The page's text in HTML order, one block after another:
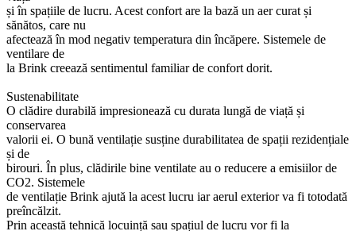
și în spațiile de lucru. Acest confort are la bază un aer curat și
sănătos, care nu
afectează în mod negativ temperatura din încăpere. Sistemele de
ventilare de
la Brink creează sentimentul familiar de confort dorit.
Sustenabilitate
O clădire durabilă impresionează cu durata lungă de viață și
conservarea
valorii ei. O bună ventilație susține durabilitatea de spații rezidențiale
și de
birouri. În plus, clădirile bine ventilate au o reducere a emisiilor de
CO2. Sistemele
de ventilație Brink ajută la acest lucru iar aerul exterior va fi totodată
preîncălzit.
Prin această tehnică locuință sau spațiul de lucru vor fi la